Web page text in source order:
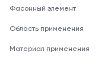
Фасонный элемент
Область применения
Материал применения